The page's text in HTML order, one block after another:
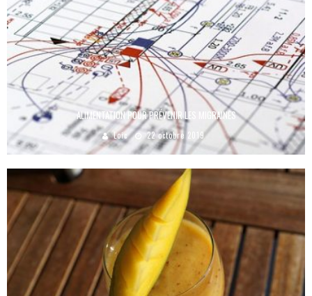
ALIMENTATION POUR PRÉVENIR LES MIGRAINES
Loic 22 octobre 2019